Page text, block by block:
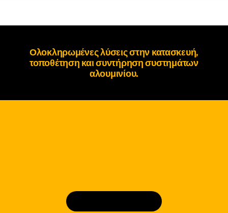
Ολοκληρωμένες λύσεις στην κατασκευή,
τοποθέτηση και συντήρησησυστημάτων
αλουμινίου.